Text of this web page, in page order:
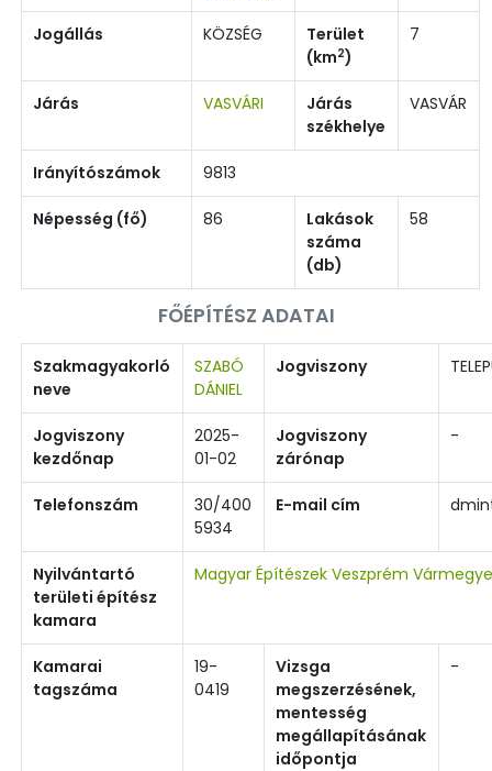
Jogállás KÖZSÉG
Terület
(km2)
7
Járás VASVÁRI
Járás
székhelye
VASVÁR
Irányítószámok 9813
Népesség (fő) 86
Lakások
száma
(db)
58
FŐÉPÍTÉSZ ADATAI
Szakmagyakorló
neve
SZABÓ
DÁNIEL
Jogviszony
Jogviszony
kezdőnap
2025-
01-02
Jogviszony
zárónap
-
Telefonszám
30/400
5934
E-mail cím
Nyilvántartó
területi építész
kamara
Magyar Építészek Veszprém
Kamarai
tagszáma
19-
0419
Vizsga
megszerzésének,
mentesség
megállapításának
időpontja
-